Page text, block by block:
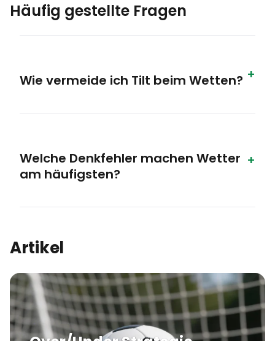
Häufig gestellte Fragen
Wie vermeide ich Tilt beim Wetten?
Welche Denkfehler machen Wetter
am häufigsten?
Artikel